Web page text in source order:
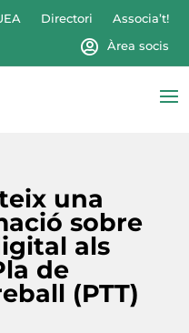
Directori
Associa’t!
Àrea socis
una
sobre
als
de
(PTT)